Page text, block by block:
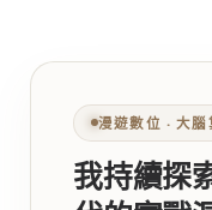
漫遊數位 ‧ 大腦
我持續探